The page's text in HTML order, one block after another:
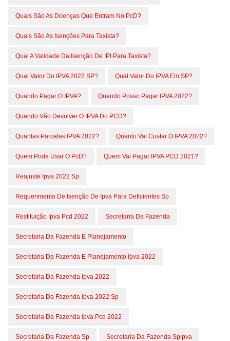
Quais São As Doenças Que Entram No PcD?
Quais São As Isenções Para Taxista?
Qual A Validade Da Isenção De IPI Para Taxista?
Qual Valor Do IPVA 2022 SP? Qual Valor Do IPVA Em SP?
Quando Pagar O IPVA? Quando Posso Pagar IPVA 2022?
Quando Vão Devolver O IPVA Do PCD?
Quantas Parcelas IPVA 2022? Quanto Vai Custar O IPVA 2022?
Quem Pode Usar O PcD? Quem Vai Pagar IPVA PCD 2021?
Reajuste Ipva 2022 Sp
Requerimento De Isenção De Ipva Para Deficientes Sp
Restituição Ipva Pcd 2022 Secretaria Da Fazenda
Secretaria Da Fazenda E Planejamento
Secretaria Da Fazenda E Planejamento Ipva 2022
Secretaria Da Fazenda Ipva 2022
Secretaria Da Fazenda Ipva 2022 Sp
Secretaria Da Fazenda Ipva Pcd 2022
Secretaria Da Fazenda Sp Secretaria Da Fazenda Spipva